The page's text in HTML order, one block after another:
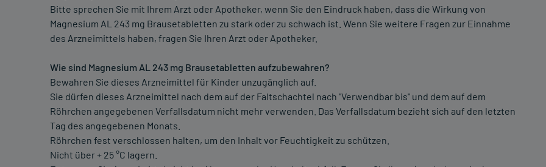
Bitte sprechen Sie mit Ihrem Arzt oder Apotheker, wenn Sie den Eindruck haben, dass die Wirkung von
Magnesium AL 243 mg Brausetabletten zu stark oder zu schwach ist. Wenn Sie weitere Fragen zur Einnahme
des Arzneimittels haben, fragen Sie Ihren Arzt oder Apotheker.
Wie sind Magnesium AL 243 mg Brausetabletten aufzubewahren?
Bewahren Sie dieses Arzneimittel für Kinder unzugänglich auf.
Sie dürfen dieses Arzneimittel nach dem auf der Faltschachtel nach "Verwendbar bis" und dem auf dem
Röhrchen angegebenen Verfallsdatum nicht mehr verwenden. Das Verfallsdatum bezieht sich auf den letzten
Tag des angegebenen Monats.
Röhrchen fest verschlossen halten, um den Inhalt vor Feuchtigkeit zu schützen.
Nicht über + 25 °C lagern.